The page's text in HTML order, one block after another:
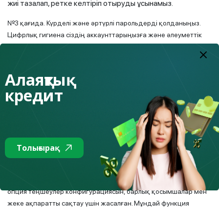
жиі тазалап, ретке келтіріп отыруды ұсынамыз.
№3 қағида. Күрделі және әртүрлі парольдерді қолданыңыз.
Цифрлық гигиена сіздің аккаунттарыңызға және әлеуметтік
№4 қағида. Авторизациялаудан өтпеген дүкендердің
қосымшаларын телефоныңызға жүктемеңіз және құпиялылық
талаптарын мұқият бақылап отырыңыз. Өз гаджеттеріңізге тек
қана ресми дүкендердің қосымшаларын жүктеңіз, пираттық
софтты жүктемеңіз.
№5 қағида. Файлдардың сақтық көшірмесін жасауды
ұмытпаңыз. Cыртқы USB-тасымалдағышқа маңызды
файлдардың сақтық көшірмесін үнемі жасап отырыңыз. Бұл
опция теңшеулер конфигурациясын, барлық қосымшалар мен
жеке ақпаратты сақтау үшін жасалған. Мұндай функция
Алаяқтық
кредит
Толығырақ